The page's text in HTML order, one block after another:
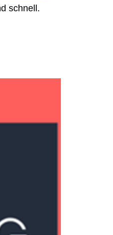
schnell.